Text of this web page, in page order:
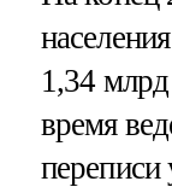
1,34
время
переписи